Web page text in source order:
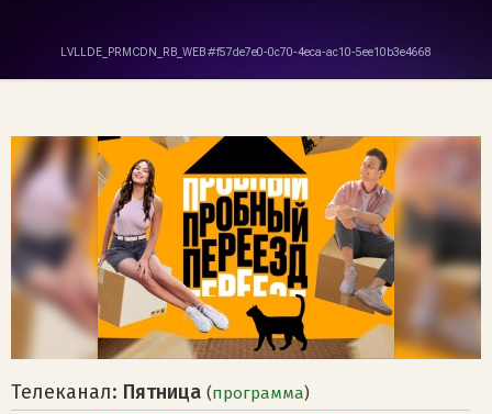
Телеканал: Пятница (программа)